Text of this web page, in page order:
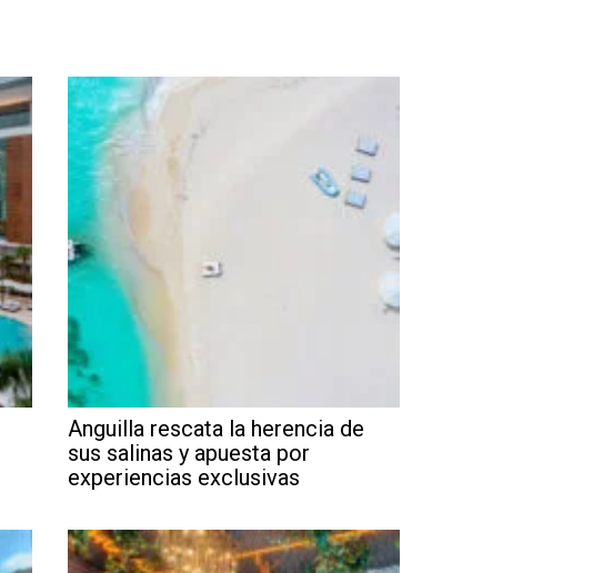
Anguilla rescata la herencia de
sus salinas y apuesta por
experiencias exclusivas